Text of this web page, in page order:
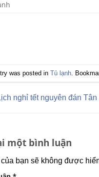
was posted in Tủ lạnh .
nghỉ tết nguyên đán
một bình luận
của bạn sẽ không được